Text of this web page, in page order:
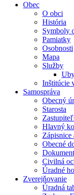
Obec
O obci
História
Symboly
Pamiatky
Osobnosti
Mapa
Služby
Inštitúcie
Samospráva
Obecný
Starosta
Hlavný
Zápisnice
Obecné
Civilná
Úradné
Zverejňovanie
Úradná